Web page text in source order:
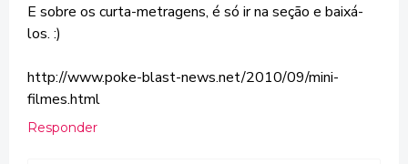
E sobre os curta-metragens, é só ir na seção e baixá-
los. :)
http://www.poke-blast-news.net/2010/09/mini-
filmes.html
Responder